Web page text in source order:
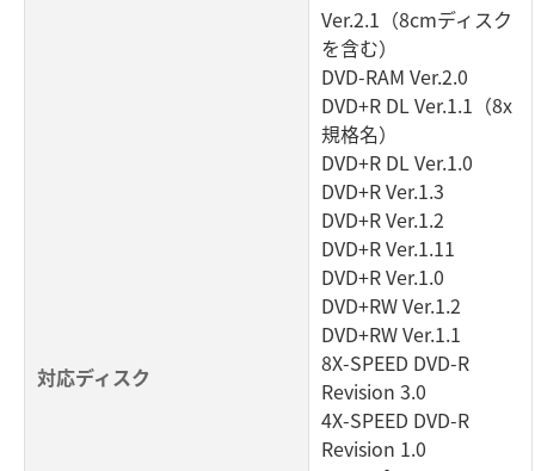
対応ディスク
Ver.2.1（8cmディスク
を含む）
DVD-RAM Ver.2.0
DVD+R DL Ver.1.1（8x
規格名）
DVD+R DL Ver.1.0
DVD+R Ver.1.3
DVD+R Ver.1.2
DVD+R Ver.1.11
DVD+R Ver.1.0
DVD+RW Ver.1.2
DVD+RW Ver.1.1
8X-SPEED DVD-R
Revision 3.0
4X-SPEED DVD-R
Revision 1.0